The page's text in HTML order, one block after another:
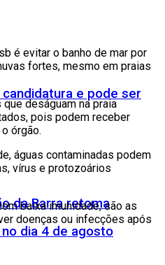
e pode ser
da Barra retoma
dia 4 de agosto
é evitar o banho de mar por
fortes, mesmo em praias
deságuam na praia
pois podem receber
órgão.
águas contaminadas podem
vírus e protozoários
baixa imunidade, são as
doenças ou infecções após